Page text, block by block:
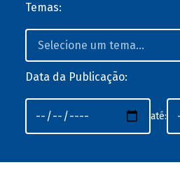
Temas:
Data da Publicação:
até: